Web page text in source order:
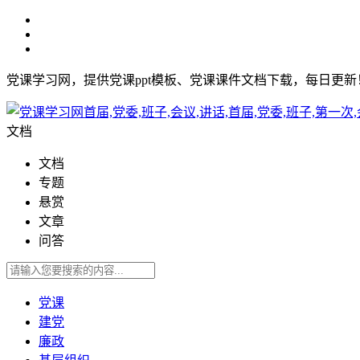
党课学习网，提供党课ppt模板、党课课件文档下载，每日更新
文档
文档
专题
悬赏
文章
问答
党课
建党
廉政